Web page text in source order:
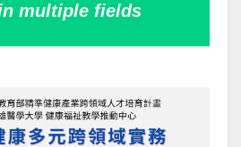
multiple fields